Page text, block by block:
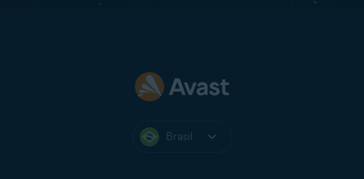
Brasil